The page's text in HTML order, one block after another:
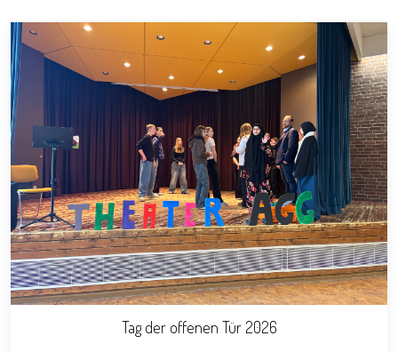
Tag der offenen Tür 2026